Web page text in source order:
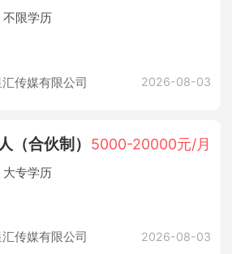
不限学历
传媒有限公司 2026-08-03
（合伙制） 5000-20000元/月
大专学历
传媒有限公司 2026-08-03